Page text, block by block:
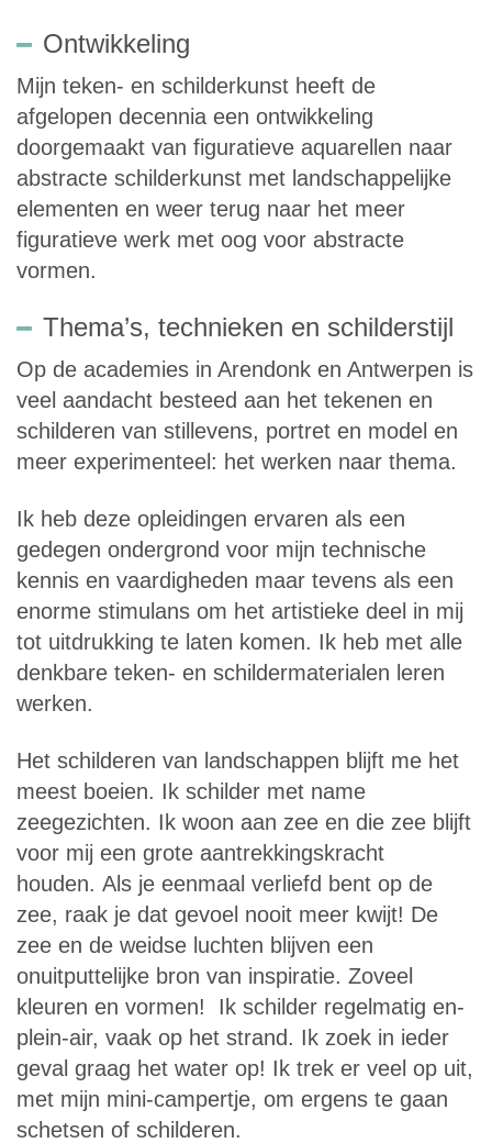
Ontwikkeling
Mijn teken- en schilderkunst heeft de
afgelopen decennia een ontwikkeling
doorgemaakt van figuratieve aquarellen naar
abstracte schilderkunst met landschappelijke
elementen en weer terug naar het meer
figuratieve werk met oog voor abstracte
vormen.
Thema’s, technieken en schilderstijl
Op de academies in Arendonk en Antwerpen is
veel aandacht besteed aan het tekenen en
schilderen van stillevens, portret en model en
meer experimenteel: het werken naar thema.
Ik heb deze opleidingen ervaren als een
gedegen ondergrond voor mijn technische
kennis en vaardigheden maar tevens als een
enorme stimulans om het artistieke deel in mij
tot uitdrukking te laten komen. Ik heb met alle
denkbare teken- en schildermaterialen leren
werken.
Het schilderen van landschappen blijft me het
meest boeien. Ik schilder met name
zeegezichten. Ik woon aan zee en die zee blijft
voor mij een grote aantrekkingskracht
houden. Als je eenmaal verliefd bent op de
zee, raak je dat gevoel nooit meer kwijt! De
zee en de weidse luchten blijven een
onuitputtelijke bron van inspiratie. Zoveel
kleuren en vormen! Ik schilder regelmatig en-
plein-air, vaak op het strand. Ik zoek in ieder
geval graag het water op! Ik trek er veel op uit,
met mijn mini-campertje, om ergens te gaan
schetsen of schilderen.